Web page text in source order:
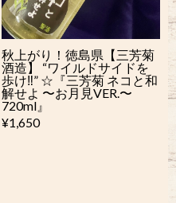
秋上がり！徳島県【三芳菊
酒造】 “ワイルドサイドを
歩け‼︎” ☆『三芳菊 ネコと和
解せよ 〜お月見VER.〜
720ml』
¥1,650